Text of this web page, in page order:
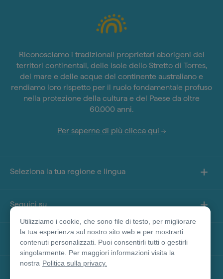
Riconosciamo i tradizionali proprietari aborigeni dei
territori continentali, delle isole dello Stretto di Torres,
del mare e delle acque del continente australiano e
rendiamo loro rispetto per il ruolo fondamentale profuso
nella protezione della cultura e del Paese da oltre
60.000 anni.
Per saperne di più clicca qui
Seleziona la tua regione e lingua
Seguici su
Informazioni sul sito
Utilizziamo i cookie, che sono file di testo, per migliorare
la tua esperienza sul nostro sito web e per mostrarti
contenuti personalizzati. Puoi consentirli tutti o gestirli
singolarmente. Per maggiori informazioni visita la
nostra Politica sulla privacy.